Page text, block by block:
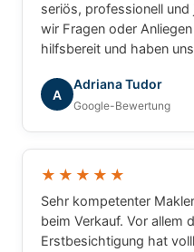
seriös, professionell
wir Fragen oder
hilfsbereit und haben
Agentur mit gutem
A
Adriana Tudor
Google-Bewertung
★★★★★
Sehr kompetenter
beim Verkauf. Vor allem
Erstbesichtigung hat